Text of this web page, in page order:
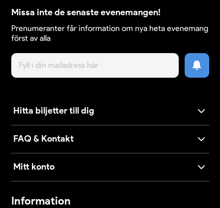
Missa inte de senaste evenemangen!
Prenumeranter får information om nya heta evenemang
först av alla
Hitta biljetter till dig
FAQ & Kontakt
Mitt konto
Information